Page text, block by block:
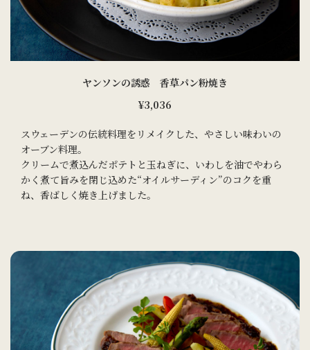
ヤンソンの誘惑 香草パン粉焼き
¥3,036
スウェーデンの伝統料理をリメイクした、やさしい味わいの
オーブン料理。
クリームで煮込んだポテトと玉ねぎに、いわしを油でやわら
かく煮て旨みを閉じ込めた“オイルサーディン”のコクを重
ね、香ばしく焼き上げました。